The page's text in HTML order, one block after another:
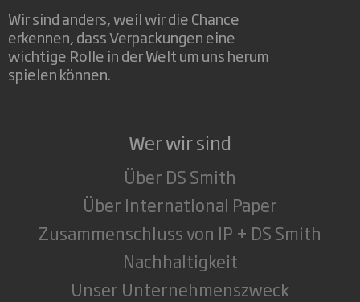
Wir sind anders, weil wir die Chance
erkennen, dass Verpackungen eine
wichtige Rolle in der Welt um uns herum
spielen können.
Wer wir sind
Über DS Smith
Über International Paper
Zusammenschluss von IP + DS Smith
Nachhaltigkeit
Unser Unternehmenszweck